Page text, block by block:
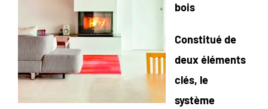
bois
Constitué de
deux éléments
clés, le
système